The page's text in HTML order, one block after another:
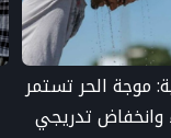
موجة الحر تستمر
وانخفاض تدريجي